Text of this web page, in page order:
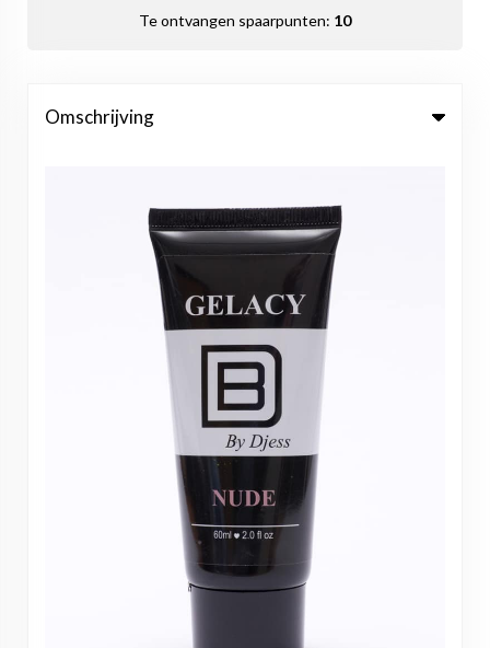
Te ontvangen spaarpunten: 10
Omschrijving